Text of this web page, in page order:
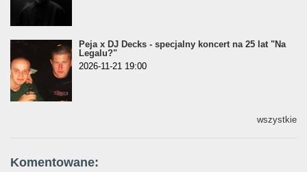
Peja x DJ Decks - specjalny koncert na 25 lat "Na
Legalu?"
2026-11-21 19:00
wszystkie
Komentowane: